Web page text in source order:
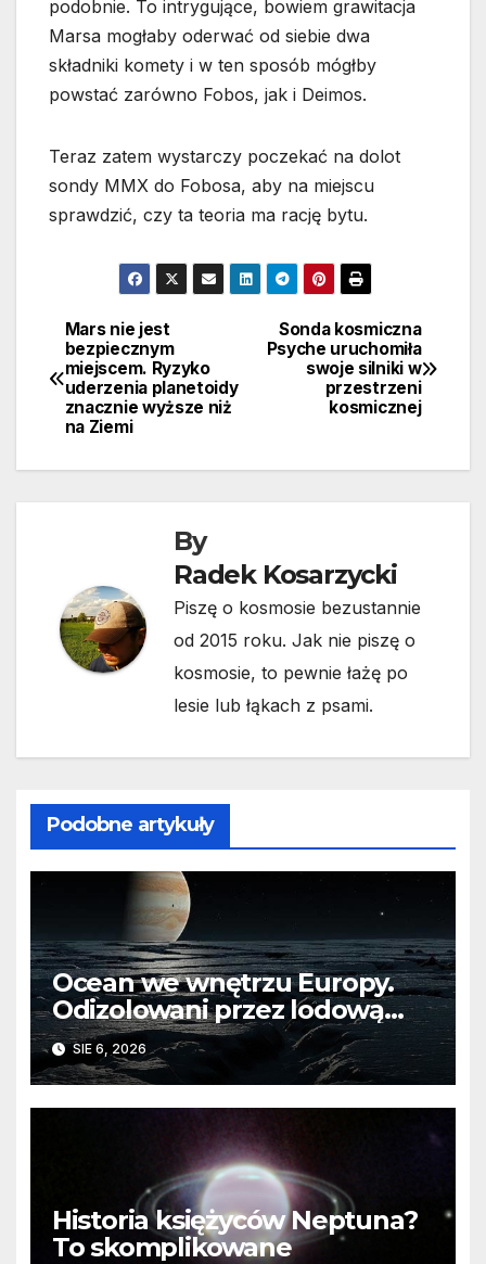
podobnie. To intrygujące, bowiem grawitacja
Marsa mogłaby oderwać od siebie dwa
składniki komety i w ten sposób mógłby
powstać zarówno Fobos, jak i Deimos.
Teraz zatem wystarczy poczekać na dolot
sondy MMX do Fobosa, aby na miejscu
sprawdzić, czy ta teoria ma rację bytu.
Nawigacja
wpisu
Sonda kosmiczna
Psyche uruchomiła
swoje silniki w
przestrzeni
kosmicznej
Mars nie jest
bezpiecznym
miejscem. Ryzyko
uderzenia planetoidy
znacznie wyższe niż
na Ziemi
By
Radek Kosarzycki
Piszę o kosmosie bezustannie
od 2015 roku. Jak nie piszę o
kosmosie, to pewnie łażę po
lesie lub łąkach z psami.
Podobne artykuły
Ocean we wnętrzu Europy.
Odizolowani przez lodową
barierę
SIE 6, 2026
Historia księżyców Neptuna?
To skomplikowane